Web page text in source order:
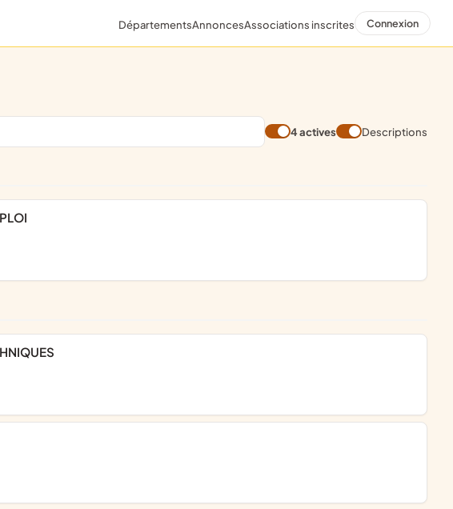
DépartementsAnnoncesAssociations inscrites Connexion
4 actives Descriptions